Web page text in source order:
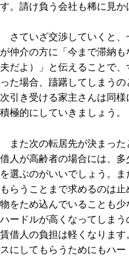
す。請け負う会社も稀に見
さていざ交渉していくと、
が仲介の方に「今まで滞納
夫だよ）」と伝えることで
った場合、躊躇してしまう
次引き受ける家主さんは同
積極的にしていきましょう。
また次の転居先が決まった
借人が高齢者の場合には、
を選ぶのがいいでしょう。
もらうことまで求めるのは
物をため込んでいることも
ハードルが高くなってしま
賃借人の負担は軽くなりま
スにしてもらうためにもハ